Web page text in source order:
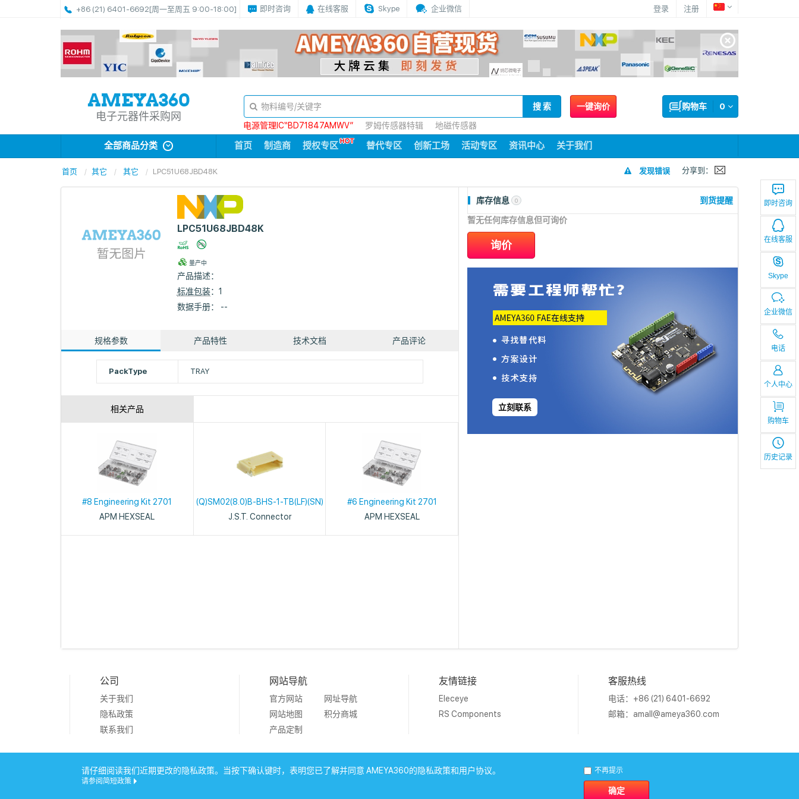
+86 (21) 6401-6692[周一至周五 9:00-18:00] 即时咨询 在线客服 Skype 企业微信 登录 注册
即时咨询
在线客服
Skype
企业微信
电话
个人中心
购物车
历史记录
电子元器件采购网
一键询价 0
购物车
搜 索
电源管理IC“BD71847AMWV”
罗姆传感器特辑 地磁传感器
全部商品分类 首页 制造商 授权专区 替代专区 创新工场 活动专区 资讯中心 关于我们
首页 其它 其它 LPC51U68JBD48K 发现错误 分享到：
LPC51U68JBD48K
量产中
产品描述：
标准包装：1
数据手册： --
规格参数 产品特性 技术文档 产品评论
PackType TRAY
相关产品
#8 Engineering Kit 2701
APM HEXSEAL
(Q)SM02(8.0)B-BHS-1-TB(LF)(SN)
J.S.T. Connector
#6 Engineering Kit 2701
APM HEXSEAL
库存信息 0 到货提醒
暂无任何库存信息但可询价
询价
立刻联系
公司
关于我们
隐私政策
联系我们
网站导航
官方网站
网址导航
网站地图
积分商城
产品定制
友情链接
Eleceye
RS Components
客服热线
电话：+86 (21) 6401-6692
邮箱： amall@ameya360.com
请仔细阅读我们近期更改的隐私政策。当按下确认键时，表明您已了解并同意 AMEYA360的隐私政策和用户协议。
请参阅简短政策
不再提示
确定